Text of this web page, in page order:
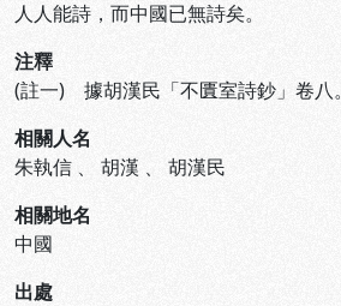
人人能詩，而中國已無詩矣。
注釋
(註一) 據胡漢民「不匱室詩鈔」卷八。
相關人名
朱執信 、 胡漢 、 胡漢民
相關地名
中國
出處